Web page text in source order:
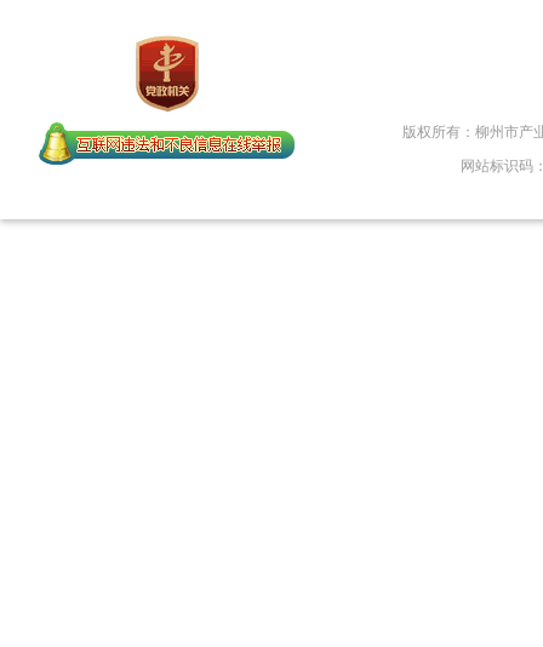
版权所有：柳州市产
网站标识码